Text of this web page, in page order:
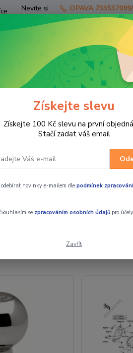
Nevíte si
rady?
Zavolejte.
OPAVA
SKÚTRY PRO JEZDCE
ostat. plasty, rámy
Nejdražší
Získejte slevu
Získejte 100 Kč slevu na první
Stačí zadat váš email
odebírat novinky e-mailem dle podmínek
Souhlasím se zpracováním osobních údajůpro
Zavřít